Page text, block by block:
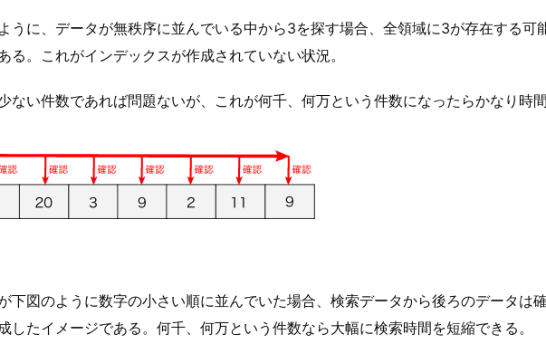
うに、データが無秩序に並んでいる中から3を探す場合、全領域に3が存在する可
る。これがインデックスが作成されていない状況。
ない件数であれば問題ないが、これが何千、何万という件数になったらかなり時
下図のように数字の小さい順に並んでいた場合、検索データから後ろのデータは
したイメージである。何千、何万という件数なら大幅に検索時間を短縮できる。